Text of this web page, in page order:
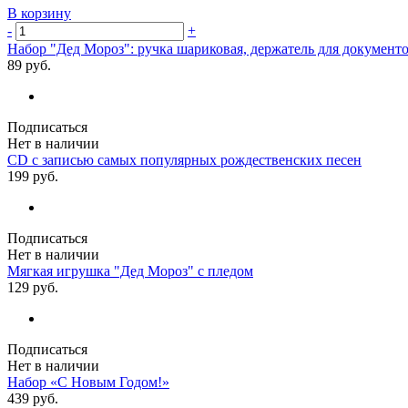
В корзину
-
+
Набор "Дед Мороз": ручка шариковая, держатель для
89 руб.
Подписаться
Нет в наличии
CD с записью самых популярных рождественских песен
199 руб.
Подписаться
Нет в наличии
Мягкая игрушка "Дед Мороз" с пледом
129 руб.
Подписаться
Нет в наличии
Набор «С Новым Годом!»
439 руб.